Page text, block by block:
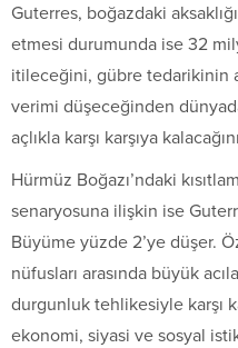
Guterres, boğazdaki
etmesi durumunda ise 32
itileceğini, gübre tedarikinin
verimi düşeceğinden
açlıkla karşı karşıya
Hürmüz Boğazı’ndaki
senaryosuna ilişkin ise
Büyüme yüzde 2’ye düşer.
nüfusları arasında büyük
durgunluk tehlikesiyle karşı
ekonomi, siyasi ve sosyal